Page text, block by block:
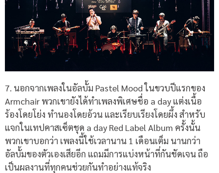
7. นอกจากเพลงในอัลบั้ม Pastel Mood ในขวบปีแรกของ
Armchair พวกเขายังได้ทำเพลงพิเศษชื่อ a day แต่งเนื้อ
ร้องโดยโย่ง ทำนองโดยอ้วน และเรียบเรียงโดยผึ้ง สำหรับ
แจกในเทปคาสเซ็ตชุด a day Red Label Album ครั้งนั้น
พวกเขาบอกว่า เพลงนี้ใช้เวลานาน 1 เดือนเต็ม นานกว่า
อัลบั้มของตัวเองเสียอีก แถมมีการแบ่งหน้าที่กันชัดเจน ถือ
เป็นผลงานที่ทุกคนช่วยกันทำอย่างแท้จริง